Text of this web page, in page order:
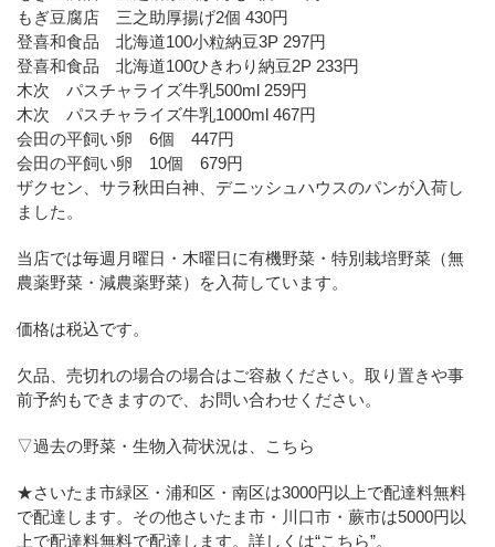
もぎ豆腐店 三之助厚揚げ2個 430円
登喜和食品 北海道100小粒納豆3P 297円
登喜和食品 北海道100ひきわり納豆2P 233円
木次 パスチャライズ牛乳500ml 259円
木次 パスチャライズ牛乳1000ml 467円
会田の平飼い卵 6個 447円
会田の平飼い卵 10個 679円
ザクセン、サラ秋田白神、デニッシュハウスのパンが入荷し
ました。
当店では毎週月曜日・木曜日に有機野菜・特別栽培野菜（無
農薬野菜・減農薬野菜）を入荷しています。
価格は税込です。
欠品、売切れの場合の場合はご容赦ください。取り置きや事
前予約もできますので、お問い合わせください。
▽過去の野菜・生物入荷状況は、こちら
★さいたま市緑区・浦和区・南区は3000円以上で配達料無料
で配達します。その他さいたま市・川口市・蕨市は5000円以
上で配達料無料で配達します。詳しくは“こちら”。